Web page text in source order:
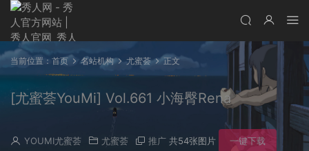
当前位置： 首页 名站机构 尤蜜荟 正文
[尤蜜荟YouMi] Vol.661 小海臀Rena
YOUMI尤蜜荟 尤蜜荟 推广 共54张图片 一键下载